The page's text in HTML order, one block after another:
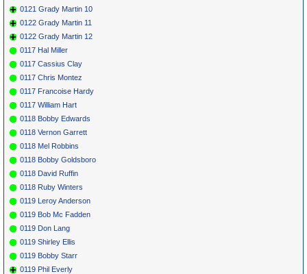
0121 Grady Martin 10
0122 Grady Martin 11
0122 Grady Martin 12
0117 Hal Miller
0117 Cassius Clay
0117 Chris Montez
0117 Francoise Hardy
0117 William Hart
0118 Bobby Edwards
0118 Vernon Garrett
0118 Mel Robbins
0118 Bobby Goldsboro
0118 David Ruffin
0118 Ruby Winters
0119 Leroy Anderson
0119 Bob Mc Fadden
0119 Don Lang
0119 Shirley Ellis
0119 Bobby Starr
0119 Phil Everly